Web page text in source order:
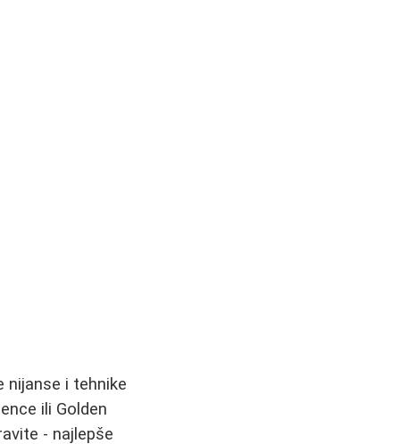
nijanse i tehnike
ili Golden
- najlepše